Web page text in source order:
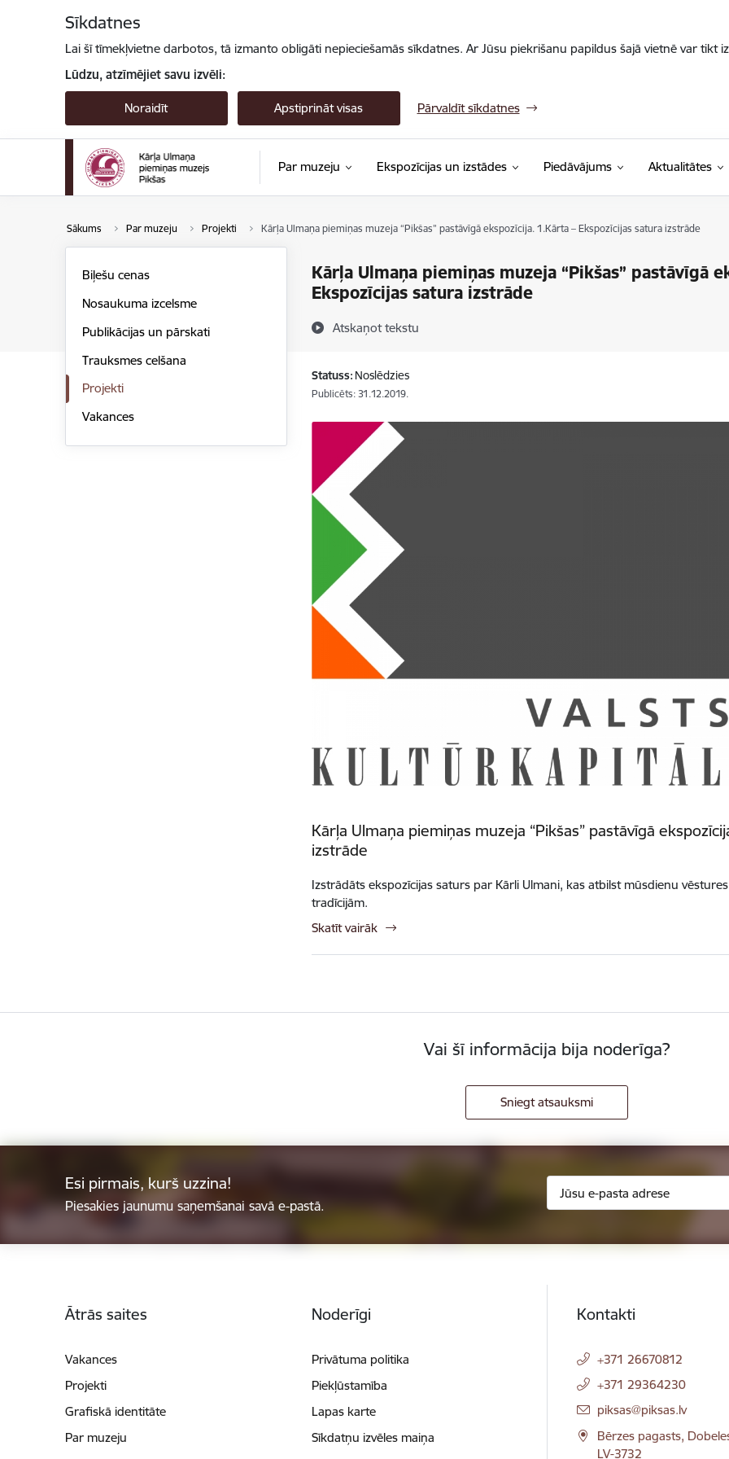
Sīkdatnes
Lai šī tīmekļvietne darbotos, tā izmanto obligāti nepieciešamās sīkdatnes. Ar Jūsu piekrišanu papildus šajā vietnē var tikt
Lūdzu, atzīmējiet savu izvēli:
Noraidīt Apstiprināt visas Pārvaldīt sīkdatnes
Par muzeju Ekspozīcijas un izstādes Piedāvājums Aktualitātes
Sākums Par muzeju Projekti Kārļa Ulmaņa piemiņas muzeja “Pikšas” pastāvīgā ekspozīcija. 1.Kārta – Ekspozīcijas satura izstrāde
Kārļa Ulmaņa piemiņas muzeja “Pikšas” pastāvīgā
Ekspozīcijas satura izstrāde
Atskaņot tekstu
Biļešu cenas
Nosaukuma izcelsme
Publikācijas un pārskati
Trauksmes celšana
Projekti
Vakances
Statuss: Noslēdzies
Publicēts: 31.12.2019.
Kārļa Ulmaņa piemiņas muzeja “Pikšas” pastāvīgā
izstrāde
Izstrādāts ekspozīcijas saturs par Kārli Ulmani, kas atbilst mūsdienu
tradīcijām.
Skatīt vairāk
Vai šī informācija bija noderīga?
Sniegt atsauksmi
Esi pirmais, kurš uzzina!
Piesakies jaunumu saņemšanai savā e-pastā.
Ātrās saites
Vakances
Projekti
Grafiskā identitāte
Par muzeju
Noderīgi
Privātuma politika
Piekļūstamība
Lapas karte
Sīkdatņu izvēles maiņa
Kontakti
+371 26670812
+371 29364230
E-pasts:
piksas@piksas.lv
Bērzes pagasts,
LV-3732